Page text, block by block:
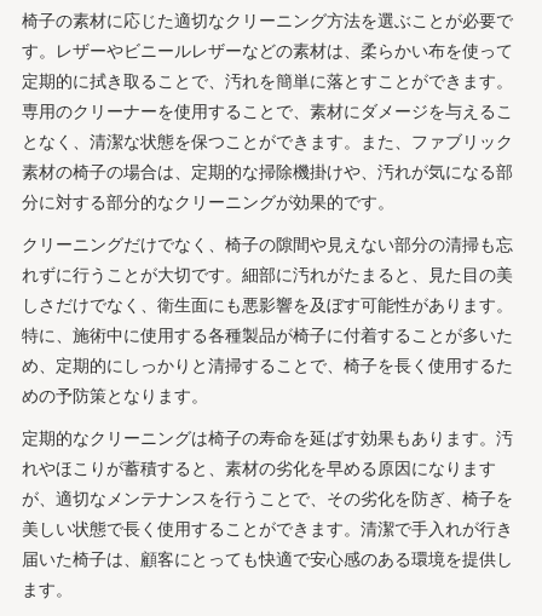
椅子の素材に応じた適切なクリーニング方法を選ぶことが必要で
す。レザーやビニールレザーなどの素材は、柔らかい布を使って
定期的に拭き取ることで、汚れを簡単に落とすことができます。
専用のクリーナーを使用することで、素材にダメージを与えるこ
となく、清潔な状態を保つことができます。また、ファブリック
素材の椅子の場合は、定期的な掃除機掛けや、汚れが気になる部
分に対する部分的なクリーニングが効果的です。
クリーニングだけでなく、椅子の隙間や見えない部分の清掃も忘
れずに行うことが大切です。細部に汚れがたまると、見た目の美
しさだけでなく、衛生面にも悪影響を及ぼす可能性があります。
特に、施術中に使用する各種製品が椅子に付着することが多いた
め、定期的にしっかりと清掃することで、椅子を長く使用するた
めの予防策となります。
定期的なクリーニングは椅子の寿命を延ばす効果もあります。汚
れやほこりが蓄積すると、素材の劣化を早める原因になります
が、適切なメンテナンスを行うことで、その劣化を防ぎ、椅子を
美しい状態で長く使用することができます。清潔で手入れが行き
届いた椅子は、顧客にとっても快適で安心感のある環境を提供し
ます。